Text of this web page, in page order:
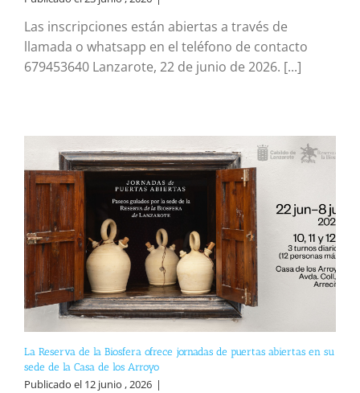
Las inscripciones están abiertas a través de
llamada o whatsapp en el teléfono de contacto
679453640 Lanzarote, 22 de junio de 2026. [...]
La Reserva de la Biosfera ofrece jornadas de puertas abiertas en su
sede de la Casa de los Arroyo
Publicado el 12 junio , 2026 |